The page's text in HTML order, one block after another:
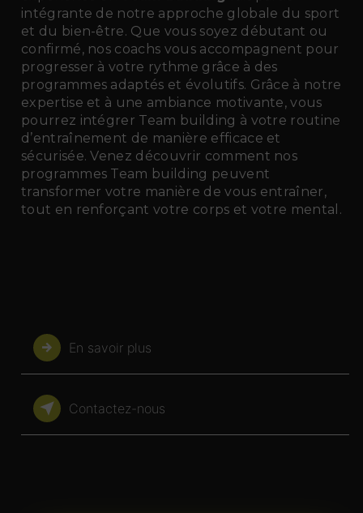
intégrante de notre approche globale du sport
et du bien-être. Que vous soyez débutant ou
confirmé, nos coachs vous accompagnent pour
progresser à votre rythme grâce à des
programmes adaptés et évolutifs. Grâce à notre
expertise et à une ambiance motivante, vous
pourrez intégrer Team building à votre routine
d’entraînement de manière efficace et
sécurisée. Venez découvrir comment nos
programmes Team building peuvent
transformer votre manière de vous entraîner,
tout en renforçant votre corps et votre mental.
En savoir plus
Contactez-nous